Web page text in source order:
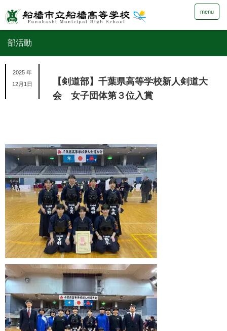
menu
部活動
2025 年
12月1日
【剣道部】千葉県高等学校新人剣道大
会 女子団体第３位入賞